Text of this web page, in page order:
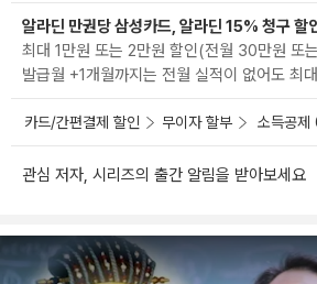
알라딘 만권당 삼성카드, 알라딘 15% 청구 할
최대 1만원 또는 2만원 할인(전월 30만원 또
발급월 +1개월까지는 전월 실적이 없어도 최
카드/간편결제 할인 무이자 할부 소득공
관심 저자, 시리즈의 출간 알림을 받아보세요